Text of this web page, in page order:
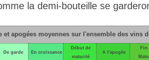
la demi-bouteille se
et apogées moyennes sur l'ensemble des vins
De garde En croissance
Début de
maturité
A l'apogée
Fin